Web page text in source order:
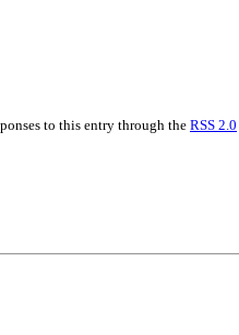
to this entry through the RSS 2.0